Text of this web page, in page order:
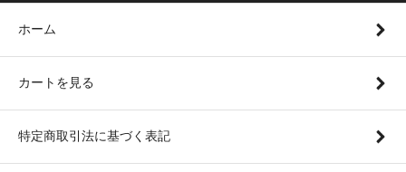
ホーム
カートを見る
特定商取引法に基づく表記